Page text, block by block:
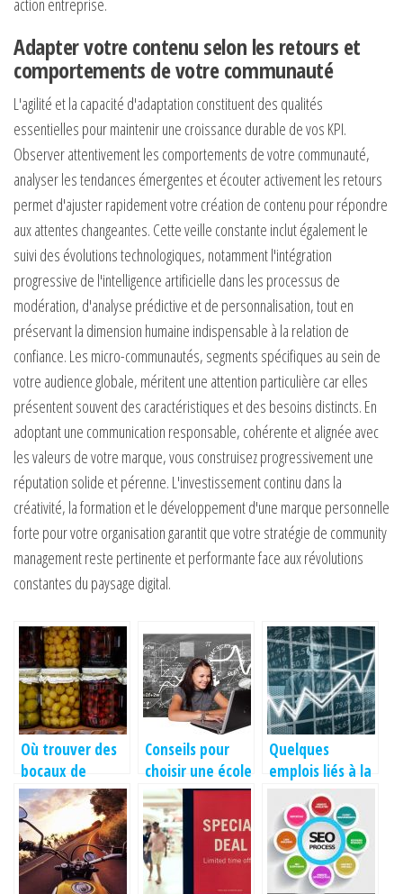
action entreprise.
Adapter votre contenu selon les retours et
comportements de votre communauté
L'agilité et la capacité d'adaptation constituent des qualités
essentielles pour maintenir une croissance durable de vos KPI.
Observer attentivement les comportements de votre communauté,
analyser les tendances émergentes et écouter activement les retours
permet d'ajuster rapidement votre création de contenu pour répondre
aux attentes changeantes. Cette veille constante inclut également le
suivi des évolutions technologiques, notamment l'intégration
progressive de l'intelligence artificielle dans les processus de
modération, d'analyse prédictive et de personnalisation, tout en
préservant la dimension humaine indispensable à la relation de
confiance. Les micro-communautés, segments spécifiques au sein de
votre audience globale, méritent une attention particulière car elles
présentent souvent des caractéristiques et des besoins distincts. En
adoptant une communication responsable, cohérente et alignée avec
les valeurs de votre marque, vous construisez progressivement une
réputation solide et pérenne. L'investissement continu dans la
créativité, la formation et le développement d'une marque personnelle
forte pour votre organisation garantit que votre stratégie de community
management reste pertinente et performante face aux révolutions
constantes du paysage digital.
Où trouver des
bocaux de
conservation?
Conseils pour
choisir une école
de formation
Quelques
emplois liés à la
finance